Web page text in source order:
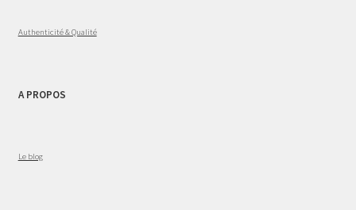
Authenticité & Qualité
A PROPOS
Le blog